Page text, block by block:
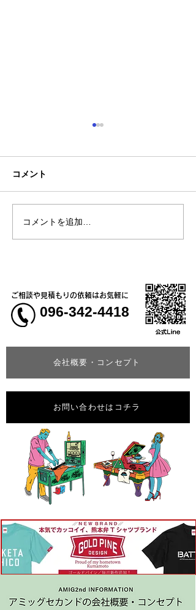
神一愛 (カミヒトエ)様、
オリジナルTシャツ🍙
コメント
コメントを追加…
会社概要・コンセプト
ご相談や見積もりの依頼はお気軽に
096-342-4418
お問い合わせはコチラ